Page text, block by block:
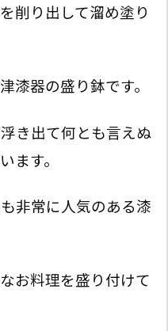
削り出して溜め塗り
漆器の盛り鉢です。
き出て何とも言えぬ
ます。
非常に人気のある漆
お料理を盛り付けて